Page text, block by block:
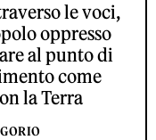
le voci,
oppresso
al punto di
come
la Terra